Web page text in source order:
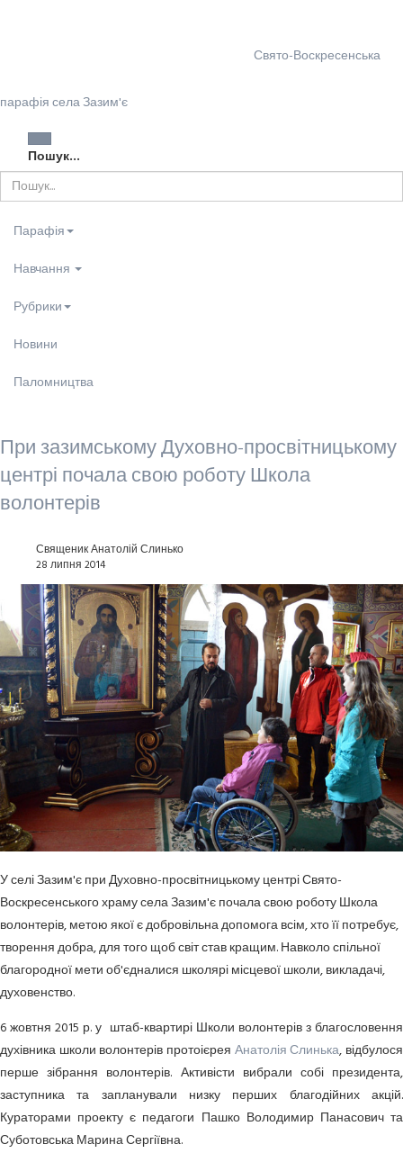
Свято-Воскресенська
парафія села Зазим'є
Пошук...
Парафія
Навчання
Рубрики
Новини
Паломництва
При зазимському Духовно-просвітницькому
центрі почала свою роботу Школа
волонтерів
Священик Анатолій Слинько
28 липня 2014
У селі Зазим'є при Духовно-просвітницькому центрі Свято-
Воскресенського храму села Зазим'є почала свою роботу Школа
волонтерів, метою якої є добровільна допомога всім, хто її потребує,
творення добра, для того щоб світ став кращим. Навколо спільної
благородної мети об'єдналися школярі місцевої школи, викладачі,
духовенство.
6 жовтня 2015 р. у штаб-квартирі Школи волонтерів з благословення
духівника школи волонтерів протоієрея Анатолія Слинька, відбулося
перше зібрання волонтерів. Активісти вибрали собі президента,
заступника та запланували низку перших благодійних акцій.
Кураторами проекту є педагоги Пашко Володимир Панасович та
Суботовська Марина Сергіївна.